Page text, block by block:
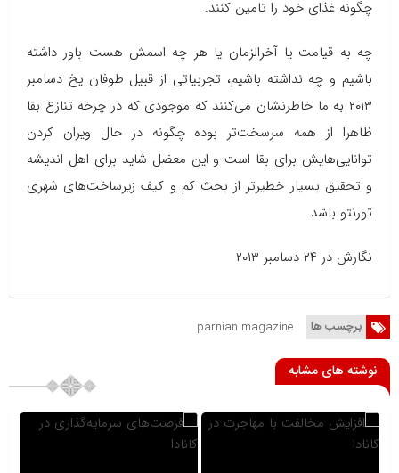
چگونه غذای خود را تامین کنند.
چه به قیامت یا آخرالزمان یا هر چه اسمش هست باور داشته
باشیم و چه نداشته باشیم، تجربیاتی از قبیل طوفان یخ دسامبر
۲۰۱۳ به ما خاطرنشان می‌کنند که موجودی که در چرخه تنازع بقا
ظاهرا از همه سرسخت‌تر بوده چگونه در حال ویران کردن
توانایی‌هایش برای بقا است و این معضل شاید برای اهل اندیشه
و تحقیق بسیار خطیرتر از بحث کم و کیف زیرساخت‌های شهری
تورنتو باشد.
نگارش در ۲۴ دسامبر ۲۰۱۳
برچسب ها parnian magazine
نوشته های مشابه